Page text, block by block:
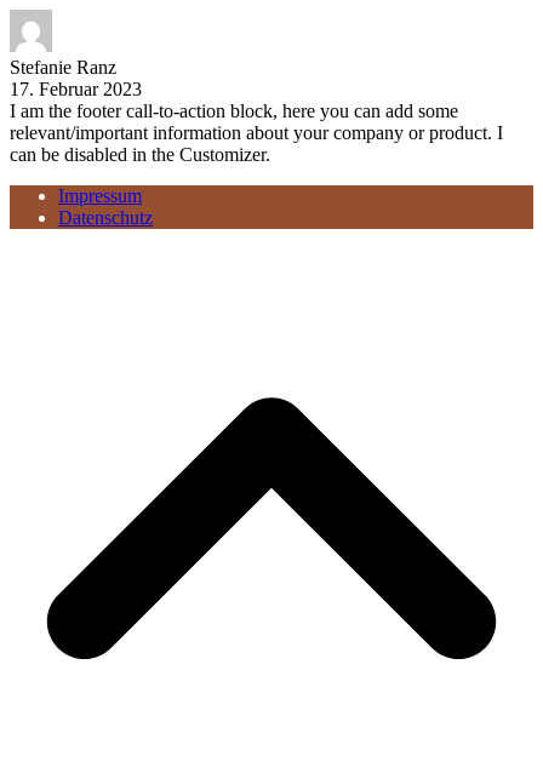
Stefanie Ranz
17. Februar 2023
I am the footer call-to-action block, here you can add some
relevant/important information about your company or product. I
can be disabled in the Customizer.
Impressum
Datenschutz